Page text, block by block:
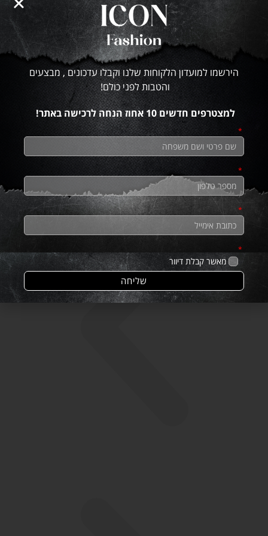
מכנס סריג שמנת
150.00₪
120.00₪
הירשמו למועדון הלקוחות שלנו וקבלו עדכונים , מבצעים
והטבות לפני כולם!
למצטרפים חדשים 10 אחוז הנחה לרכישה באתר!
מאשר קבלת דיוור
שליחה